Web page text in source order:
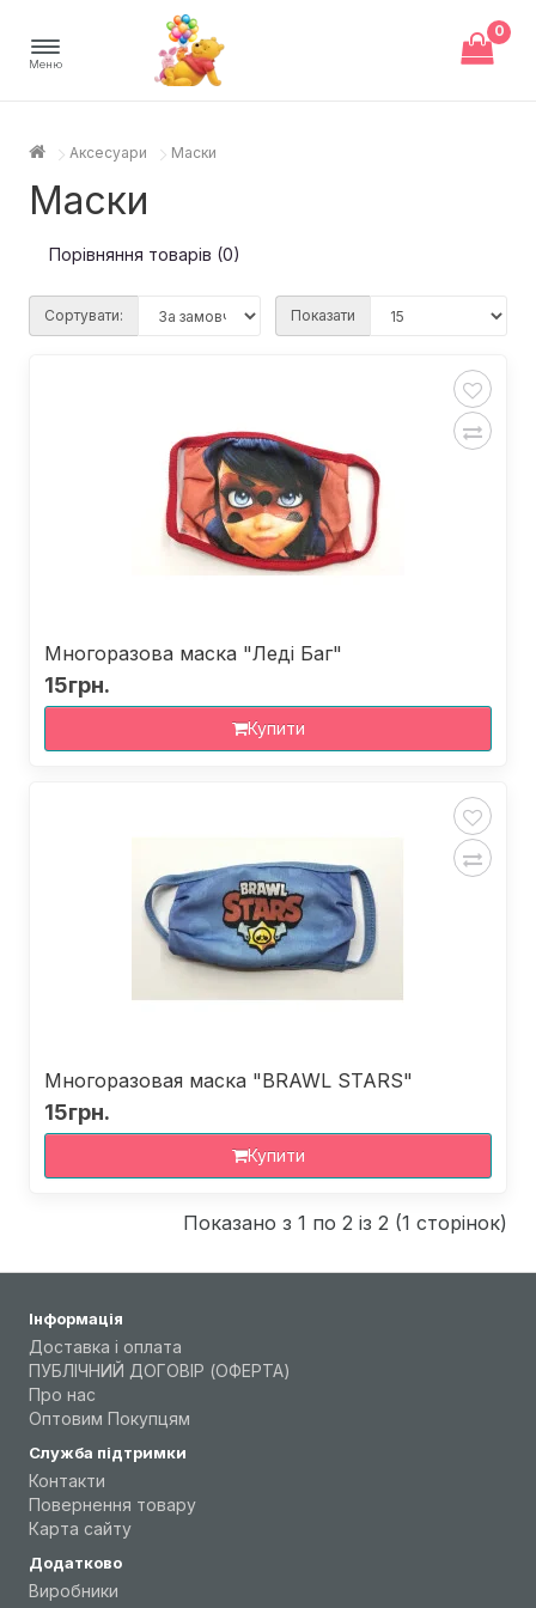
Меню
0
Аксесуари Маски
Маски
Порівняння товарів (0)
Сортувати: Показати
Многоразова маска "Леді Баг"
15грн.
Купити
Многоразовая маска "BRAWL STARS"
15грн.
Купити
Показано з 1 по 2 із 2 (1 сторінок)
Інформація
Доставка і оплата
ПУБЛІЧНИЙ ДОГОВІР (ОФЕРТА)
Про нас
Оптовим Покупцям
Служба підтримки
Контакти
Повернення товару
Карта сайту
Додатково
Виробники